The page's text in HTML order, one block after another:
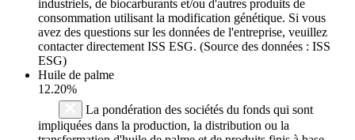
industriels, de biocarburants et/ou d'autres produits de
consommation utilisant la modification génétique. Si vous
avez des questions sur les données de l'entreprise, veuillez
contacter directement ISS ESG. (Source des données : ISS
ESG)
Huile de palme
12.20%
La pondération des sociétés du fonds qui sont
impliquées dans la production, la distribution ou la